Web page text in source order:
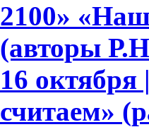
2100»
(авторы
16
считаем»